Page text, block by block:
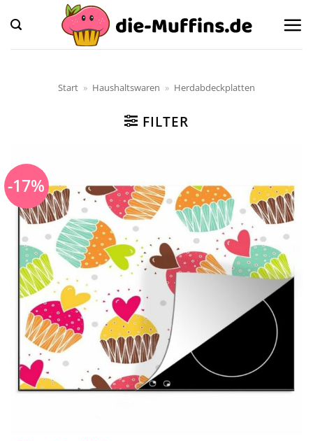
Inhalt
springen
Start » Haushaltswaren » Herdabdeckplatten
FILTER
-17%